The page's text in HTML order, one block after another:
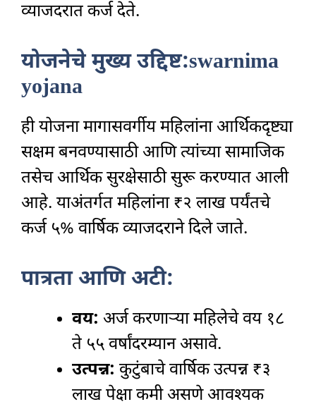
व्याजदरात कर्ज देते.
योजनेचे मुख्य उद्दिष्ट:swarnima
yojana
ही योजना मागासवर्गीय महिलांना आर्थिकदृष्ट्या
सक्षम बनवण्यासाठी आणि त्यांच्या सामाजिक
तसेच आर्थिक सुरक्षेसाठी सुरू करण्यात आली
आहे. याअंतर्गत महिलांना ₹२ लाख पर्यंतचे
कर्ज ५% वार्षिक व्याजदराने दिले जाते.
पात्रता आणि अटी:
वय: अर्ज करणाऱ्या महिलेचे वय १८
ते ५५ वर्षांदरम्यान असावे.
उत्पन्न: कुटुंबाचे वार्षिक उत्पन्न ₹३
लाख पेक्षा कमी असणे आवश्यक